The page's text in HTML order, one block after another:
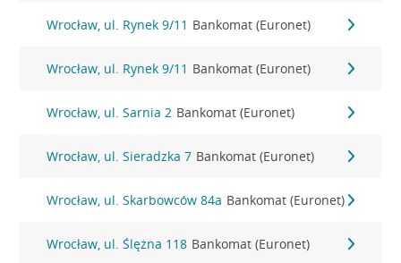
Wrocław, ul. Rynek 9/11 Bankomat (Euronet)
Wrocław, ul. Rynek 9/11 Bankomat (Euronet)
Wrocław, ul. Sarnia 2 Bankomat (Euronet)
Wrocław, ul. Sieradzka 7 Bankomat (Euronet)
Wrocław, ul. Skarbowców 84a Bankomat (Euronet)
Wrocław, ul. Ślężna 118 Bankomat (Euronet)